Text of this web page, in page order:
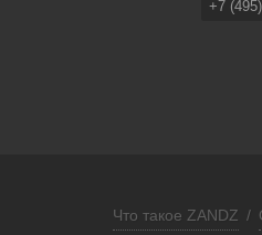
+7
Что такое ZANDZ /